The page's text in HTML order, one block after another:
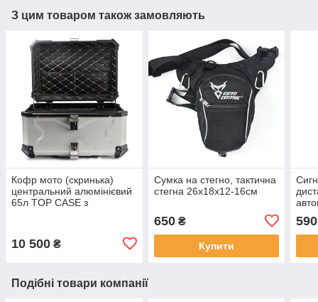
З цим товаром також замовляють
Кофр мото (скринька)
центральний алюмінієвий
65л TOP CASE з
10 500 ₴
Сумка на стегно, тактична
стегна 26х18х12-16см
650₴
Купити
590
Подібні товари компанії